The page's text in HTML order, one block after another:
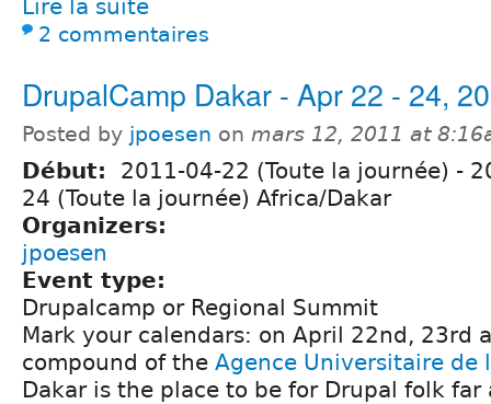
Lire la suite
2 commentaires
DrupalCamp Dakar - Apr 22 - 24,
Posted by jpoesen on mars 12, 2011 at
Début: 2011-04-22 (Toute la journée) -
24 (Toute la journée) Africa/Dakar
Organizers:
jpoesen
Event type:
Drupalcamp or Regional Summit
Mark your calendars: on April 22nd, 23rd
compound of the Agence Universitaire de
Dakar is the place to be for Drupal folk far